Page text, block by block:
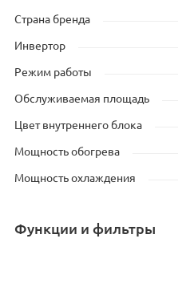
Страна бренда
Инвертор
Режим работы
Обслуживаемая площадь
Цвет внутреннего блока
Мощность обогрева
Мощность охлаждения
Функции и фильтры